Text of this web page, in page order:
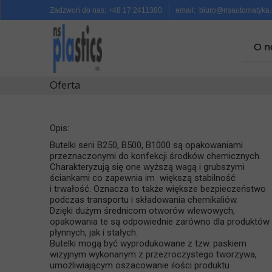
O
Zadzwoń do nas: +48 17 2411380 email:
O
Opis:
Butelki serii B250, B500, B1000 są opakowaniami
przeznaczonymi do konfekcji środków chemicznych.
Charakteryzują się one wyższą wagą i grubszymi
ściankami co zapewnia im większą stabilność
i trwałość. Oznacza to także większe bezpieczeństwo
podczas transportu i składowania chemikaliów.
Dzięki dużym średnicom otworów wlewowych,
opakowania te są odpowiednie zarówno dla produktów
płynnych, jak i stałych.
Butelki mogą być wyprodukowane z tzw. paskiem
wizyjnym wykonanym z przezroczystego tworzywa,
umożliwiającym oszacowanie ilości produktu
Oferta